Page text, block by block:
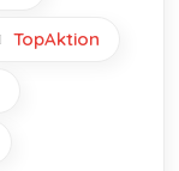
TopAktion